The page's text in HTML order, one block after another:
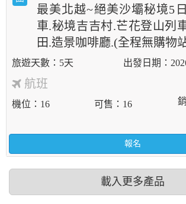
最美北越~絕美沙壩秘境5
車.秘境吉吉村.芒花登山列
田.造景咖啡廳.(全程無購物
5天
航班
機位 16 可售 16
報名
載入更多產品